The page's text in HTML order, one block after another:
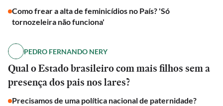
Como frear a alta de feminicídios no País? 'Só
tornozeleira não funciona'
PEDRO FERNANDO NERY
Qual o Estado brasileiro com mais filhos sem a
presença dos pais nos lares?
Precisamos de uma política nacional de paternidade?